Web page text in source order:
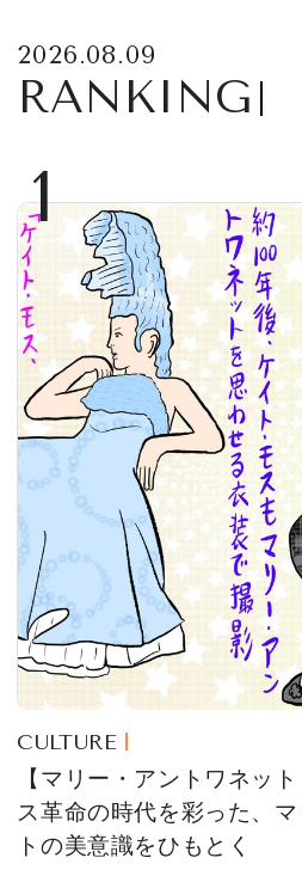
2026.08.09
RANKING
1
CULTURE
【マリー・アントワネッ
ス革命の時代を彩った、
トの美意識をひもとく